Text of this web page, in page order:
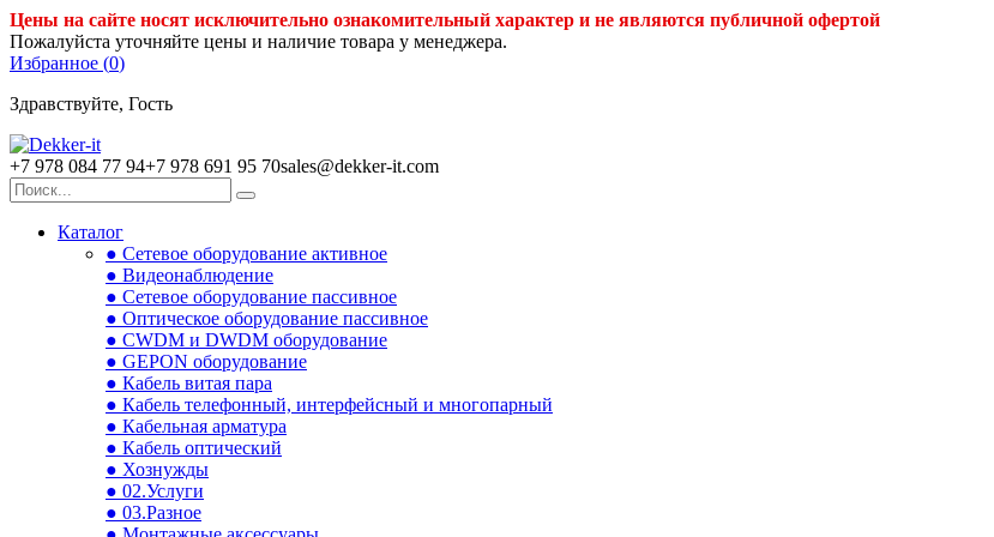
Цены на сайте носят исключительно ознакомительный характер и не являются публичной офертой
Пожалуйста уточняйте цены и наличие товара у менеджера.
Избранное (0)
Здравствуйте, Гость
+7 978 084 77 94+7 978 691 95 70sales@dekker-it.com
Каталог
● Сетевое оборудование активное
● Видеонаблюдение
● Сетевое оборудование пассивное
● Оптическое оборудование пассивное
● CWDM и DWDM оборудование
● GEPON оборудование
● Кабель витая пара
● Кабель телефонный, интерфейсный и многопарный
● Кабельная арматура
● Кабель оптический
● Хознужды
● 02.Услуги
● 03.Разное